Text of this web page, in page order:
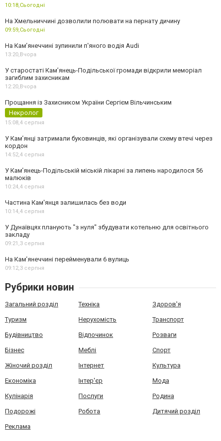
10:18,Сьогодні
На Хмельниччині дозволили полювати на пернату дичину
09:59,Сьогодні
На Камʼянеччині зупинили п'яного водія Audi
13:20,Вчора
У старостаті Кам’янець-Подільської громади відкрили меморіал
загиблим захисникам
12:20,Вчора
Прощання із Захисником України Сергієм Вільчинським
Некролог
15:08,4 серпня
У Кам’янці затримали буковинців, які організували схему втечі через
кордон
14:52,4 серпня
У Кам’янець-Подільській міській лікарні за липень народилося 56
малюків
10:24,4 серпня
Частина Кам'янця залишилась без води
10:14,4 серпня
У Дунаївцях планують "з нуля" збудувати котельню для освітнього
закладу
09:21,3 серпня
На Камʼянеччині перейменували 6 вулиць
09:12,3 серпня
Рубрики новин
Загальний розділ Техніка Здоров'я
Туризм Нерухомість Транспорт
Будівництво Відпочинок Розваги
Бізнес Меблі Спорт
Жіночий розділ Інтернет Культура
Економіка Інтер'єр Мода
Кулінарія Послуги Родина
Подорожі Робота Дитячий розділ
Реклама